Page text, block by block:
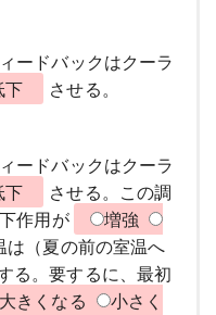
ードバックはクーラ
下
させる。
ードバックはクーラ
下
させる。この調
作用が
増強
は（夏の前の室温へ
る。要するに、最初
きくなる
小さく